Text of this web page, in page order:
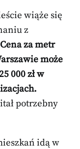
wiąże się
z
Cena za metr
może
000 zł w
potrzebny
idą w